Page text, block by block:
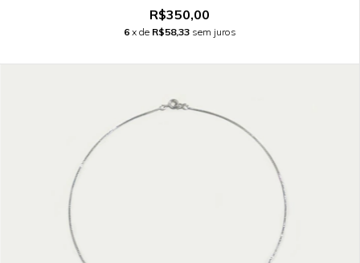
R$350,00
6 x de R$58,33 sem juros